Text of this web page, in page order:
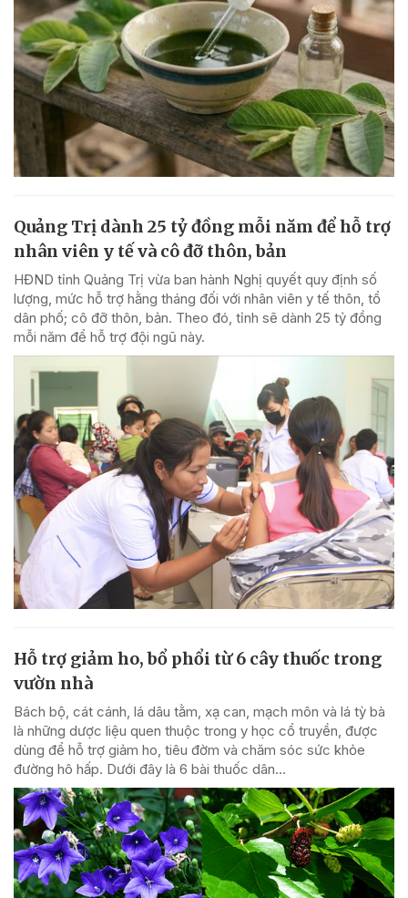
Quảng Trị dành 25 tỷ đồng mỗi năm để hỗ trợ
nhân viên y tế và cô đỡ thôn, bản
HĐND tỉnh Quảng Trị vừa ban hành Nghị quyết quy định số
lượng, mức hỗ trợ hằng tháng đối với nhân viên y tế thôn, tổ
dân phố; cô đỡ thôn, bản. Theo đó, tỉnh sẽ dành 25 tỷ đồng
mỗi năm để hỗ trợ đội ngũ này.
Hỗ trợ giảm ho, bổ phổi từ 6 cây thuốc trong
vườn nhà
Bách bộ, cát cánh, lá dâu tằm, xạ can, mạch môn và lá tỳ bà
là những dược liệu quen thuộc trong y học cổ truyền, được
dùng để hỗ trợ giảm ho, tiêu đờm và chăm sóc sức khỏe
đường hô hấp. Dưới đây là 6 bài thuốc dân...